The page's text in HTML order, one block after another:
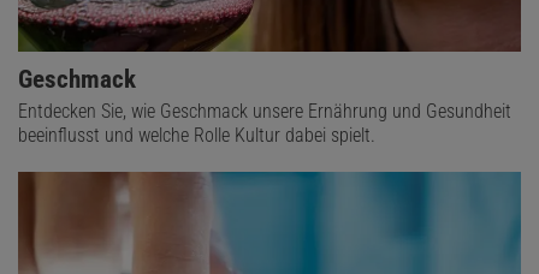
Geschmack
Entdecken Sie, wie Geschmack unsere Ernährung und Gesundheit
beeinflusst und welche Rolle Kultur dabei spielt.